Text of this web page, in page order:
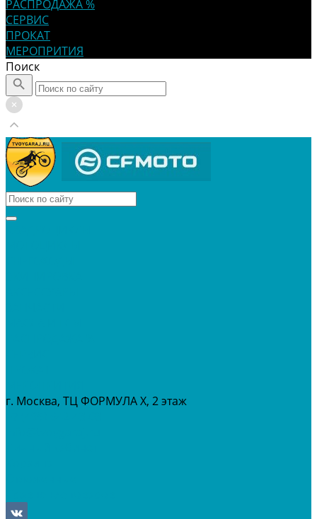
РАСПРОДАЖА %
СЕРВИС
ПРОКАТ
МЕРОПРИТИЯ
Поиск
г. Москва, ТЦ ФОРМУЛА Х, 2 этаж